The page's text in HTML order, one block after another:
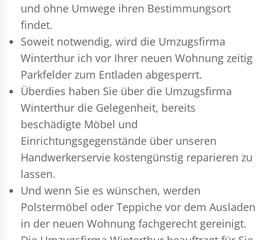
und ohne Umwege ihren Bestimmungsort
findet.
Soweit notwendig, wird die Umzugsfirma
Winterthur ich vor Ihrer neuen Wohnung zeitig
Parkfelder zum Entladen abgesperrt.
Überdies haben Sie über die Umzugsfirma
Winterthur die Gelegenheit, bereits
beschädigte Möbel und
Einrichtungsgegenstände über unseren
Handwerkerservie kostengünstig reparieren zu
lassen.
Und wenn Sie es wünschen, werden
Polstermöbel oder Teppiche vor dem Ausladen
in der neuen Wohnung fachgerecht gereinigt.